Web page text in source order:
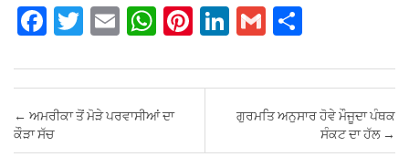
F
ce
b
o
T
tt
er
E
ail
W
at
s
Pi
er
Li
ke
dI
G
ail ar
e
Post navigation
← ਅਮਰੀਕਾ ਤੋਂ ਮੋੜੇ ਪਰਵਾਸੀਆਂ ਦਾ
ਕੌੜਾ ਸੱਚ
ਗੁਰਮਤਿ ਅਨੁਸਾਰ ਹੋਵੇ ਮੌਜੂਦਾ ਪੰਥਕ
ਸੰਕਟ ਦਾ ਹੱਲ →